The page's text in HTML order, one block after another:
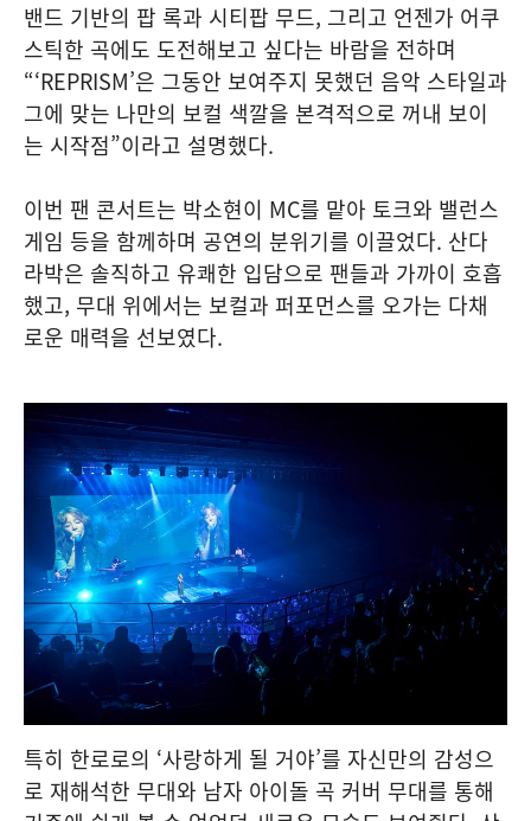
밴드 기반의 팝 록과 시티팝 무드, 그리고 언젠가 어쿠
스틱한 곡에도 도전해보고 싶다는 바람을 전하며
“‘REPRISM’은 그동안 보여주지 못했던 음악 스타일과
그에 맞는 나만의 보컬 색깔을 본격적으로 꺼내 보이
는 시작점”이라고 설명했다.
이번 팬 콘서트는 박소현이 MC를 맡아 토크와 밸런스
게임 등을 함께하며 공연의 분위기를 이끌었다. 산다
라박은 솔직하고 유쾌한 입담으로 팬들과 가까이 호흡
했고, 무대 위에서는 보컬과 퍼포먼스를 오가는 다채
로운 매력을 선보였다.
특히 한로로의 ‘사랑하게 될 거야’를 자신만의 감성으
로 재해석한 무대와 남자 아이돌 곡 커버 무대를 통해